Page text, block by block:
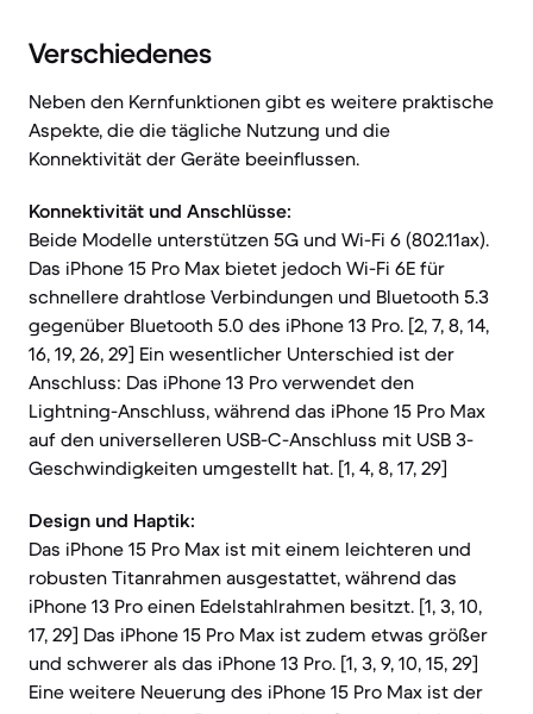
Verschiedenes
Neben den Kernfunktionen gibt es weitere praktische
Aspekte, die die tägliche Nutzung und die
Konnektivität der Geräte beeinflussen.
Konnektivität und Anschlüsse:
Beide Modelle unterstützen 5G und Wi-Fi 6 (802.11ax).
Das iPhone 15 Pro Max bietet jedoch Wi-Fi 6E für
schnellere drahtlose Verbindungen und Bluetooth 5.3
gegenüber Bluetooth 5.0 des iPhone 13 Pro. [2, 7, 8, 14,
16, 19, 26, 29] Ein wesentlicher Unterschied ist der
Anschluss: Das iPhone 13 Pro verwendet den
Lightning-Anschluss, während das iPhone 15 Pro Max
auf den universelleren USB-C-Anschluss mit USB 3-
Geschwindigkeiten umgestellt hat. [1, 4, 8, 17, 29]
Design und Haptik:
Das iPhone 15 Pro Max ist mit einem leichteren und
robusten Titanrahmen ausgestattet, während das
iPhone 13 Pro einen Edelstahlrahmen besitzt. [1, 3, 10,
17, 29] Das iPhone 15 Pro Max ist zudem etwas größer
und schwerer als das iPhone 13 Pro. [1, 3, 9, 10, 15, 29]
Eine weitere Neuerung des iPhone 15 Pro Max ist der